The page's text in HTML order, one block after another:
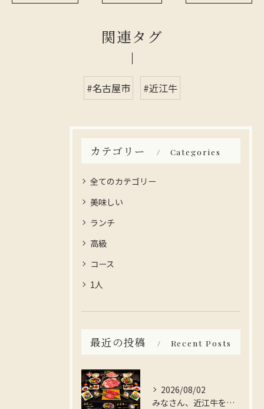
関連タグ
#名古屋市 #近江牛
カテゴリー Categories
全てのカテゴリー
美味しい
ランチ
高級
コース
1人
最近の投稿 Recent Posts
2026/08/02
みなさん、近江牛を存分に楽しんでみませんか？